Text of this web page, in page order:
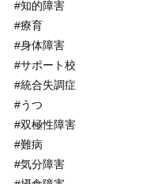
#知的障害
#療育
#身体障害
#サポート校
#統合失調症
#うつ
#双極性障害
#難病
#気分障害